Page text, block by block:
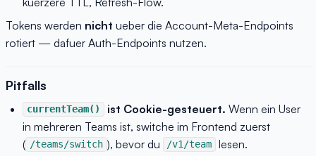
Tokens werden nicht ueber die Account-Meta-Endpoints
rotiert — dafuer Auth-Endpoints nutzen.
Pitfalls
currentTeam() ist Cookie-gesteuert. Wenn ein User
in mehreren Teams ist, switche im Frontend zuerst
( /teams/switch ), bevor du /v1/team lesen.